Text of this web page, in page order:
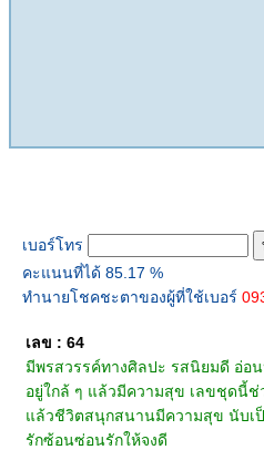
เบอร์โทร
คะแนนที่ได้ 85.17 %
ทำนายโชคชะตาของผู้ที่ใช้เบอร์
เลข : 64
มีพรสวรรค์ทางศิลปะ รสนิยมดี อ่อน
อยู่ใกล้ ๆ แล้วมีความสุข เลขชุดนี้ช่
แล้วชีวิตสนุกสนานมีความสุข นับเป็
รักซ้อนซ่อนรักให้จงดี